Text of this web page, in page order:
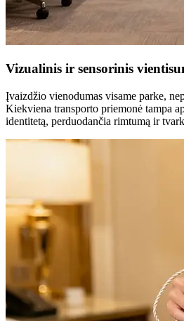
Vizualinis ir sensorinis
Įvaizdžio vienodumas visame parke,
Kiekviena transporto priemonė tampa
identitetą, perduodančia rimtumą ir